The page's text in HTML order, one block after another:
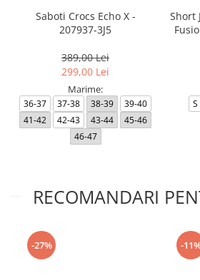
Saboti Crocs Echo X -
207937-3J5
389,00 Lei
299,00 Lei
Marime:
36-37 37-38 38-39
39-40
41-42
42-43 43-44
45-46
46-47
Short
S
RECOMANDARI
-27% -